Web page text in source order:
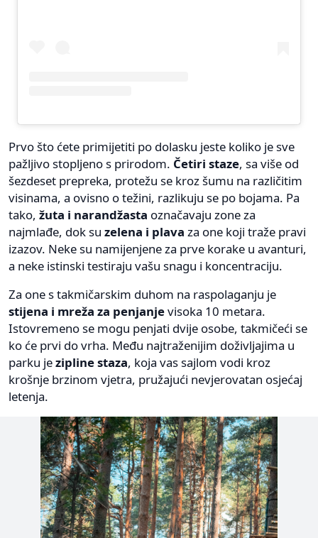
Prvo što ćete primijetiti po dolasku jeste koliko je sve
pažljivo stopljeno s prirodom. Četiri staze, sa više od
šezdeset prepreka, protežu se kroz šumu na različitim
visinama, a ovisno o težini, razlikuju se po bojama. Pa
tako, žuta i narandžasta označavaju zone za
najmlađe, dok su zelena i plava za one koji traže pravi
izazov. Neke su namijenjene za prve korake u avanturi,
a neke istinski testiraju vašu snagu i koncentraciju.
Za one s takmičarskim duhom na raspolaganju je
stijena i mreža za penjanjevisoka 10 metara.
Istovremeno se mogu penjati dvije osobe, takmičeći se
ko će prvi do vrha. Među najtraženijim doživljajima u
parku jezipline staza, koja vas sajlom vodi kroz
krošnje brzinom vjetra, pružajući nevjerovatan osjećaj
letenja.